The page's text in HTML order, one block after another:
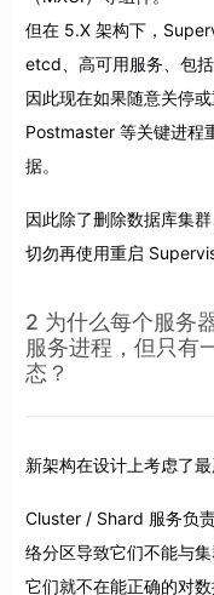
但在 5.X 架构下，
etcd、高可用服务、包
因此现在如果随意关停
Postmaster 等关键进程
据。
因此除了删除数据库集
切勿再使用重启
2 为什么每个服务
服务进程，但只有
态？
新架构在设计上考虑了
Cluster / Shard 服务负
络分区导致它们不能与
它们就不在能正确的对数